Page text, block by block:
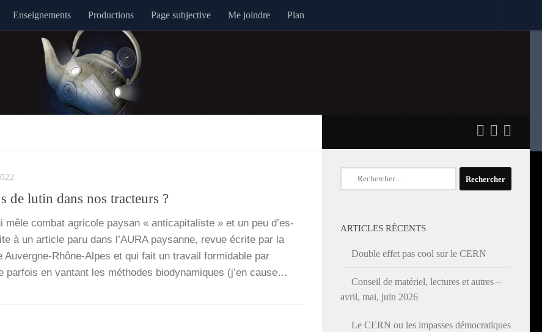
Enseignements Productions Page subjective Me joindre Plan
de lutin dans nos tracteurs ?
mêle com­bat agri­cole pay­san « anti­ca­pi­ta­liste » et un peu d’es­
à un article paru dans l’AURA pay­sanne, revue écrite par la
Auvergne-Rhône-Alpes et qui fait un tra­vail for­mi­dable par
par­fois en van­tant les méthodes bio­dy­na­miques (j’en cause…
Rechercher :
ARTICLES RÉCENTS
Double effet pas cool sur le CERN
Conseil de matériel, lectures et autres –
avril, mai, juin 2026
Le CERN ou les impasses démocratiques